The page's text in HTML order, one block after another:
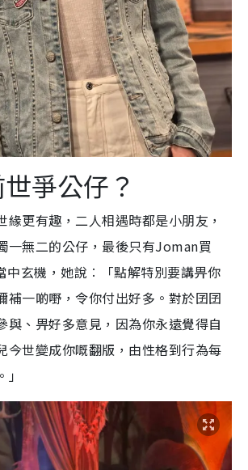
爭公仔？
緣更有趣，二人相遇時都是小朋友，
一無二的公仔，最後只有Joman買
中玄機，她說︰「點解特別要講畀你
補一啲嘢，令你付出好多。對於囝囝
與、畀好多意見，因為你永遠覺得自
今世變成你嘅翻版，由性格到行為每